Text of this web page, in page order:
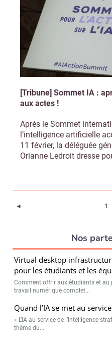
[Tribune] Sommet IA :
aux actes !
Après le Sommet
l’intelligence artificielle
11 février, la déléguée
Orianne Ledroit dresse
◄ 1
Nos
Virtual desktop
pour les étudiants et les
Comment offrir aux étudiants et au
travail numérique complet...
Quand l’IA se met au
« L’IA au service de l’intelligence
thème du...
Recevoir
Non merci, je reçois déjà